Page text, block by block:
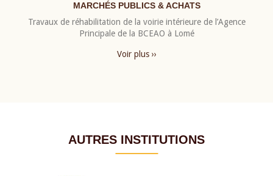
MARCHÉS PUBLICS & ACHATS
Travaux de réhabilitation de la voirie intérieure de l’Agence
Principale de la BCEAO à Lomé
Voir plus ››
AUTRES INSTITUTIONS